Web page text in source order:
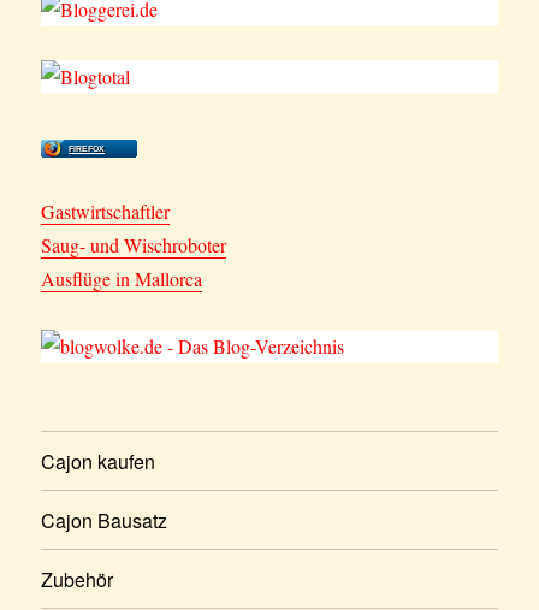
FIREFOX
Gastwirtschaftler
Saug- und Wischroboter
Ausflüge in Mallorca
Cajon kaufen
Cajon Bausatz
Zubehör